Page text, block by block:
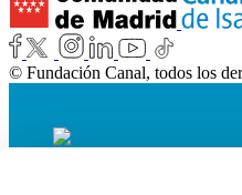
© Fundación Canal, todos los